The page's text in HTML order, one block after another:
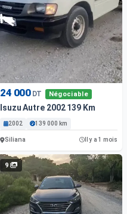
24 000 DT Négociable
Isuzu Autre 2002 139 Km
2002 139 000 km
Siliana Il y a 1 mois
9